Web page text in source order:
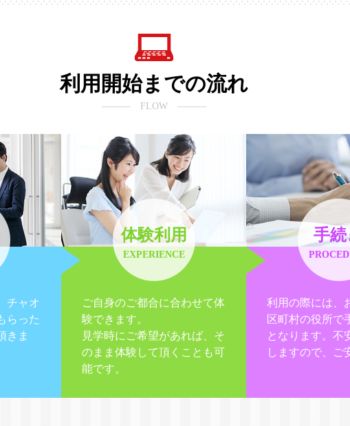
利用開始までの流れ
――― FLOW ―――
チャオ
らった
きま
体験利用
EXPERIENCE
ご自身のご都合に合わせて体
験できます。
見学時にご希望があれば、そ
のまま体験して頂くことも可
能です。
手
利用の際には、
区町村の役所で
となります。不
しますので、ご